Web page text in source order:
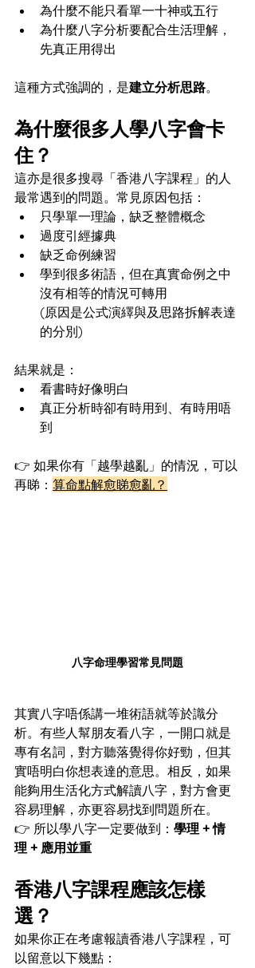
為什麼不能只看單一十神或五行
為什麼八字分析要配合生活理解，
先真正用得出
這種方式強調的，是建立分析思路。
為什麼很多人學八字會卡
住？
這亦是很多搜尋「香港八字課程」的人
最常遇到的問題。常見原因包括：
只學單一理論，缺乏整體概念
過度引經據典
缺乏命例練習
學到很多術語，但在真實命例之中
沒有相等的情況可轉用
(原因是公式演繹與及思路拆解表達
的分別)
結果就是：
看書時好像明白
真正分析時卻有時用到、有時用唔
到
👉 如果你有「越學越亂」的情況，可以
再睇： 算命點解愈睇愈亂？
八字命理學習常見問題
其實八字唔係講一堆術語就等於識分
析。有些人幫朋友看八字，一開口就是
專有名詞，對方聽落覺得你好勁，但其
實唔明白你想表達的意思。相反，如果
能夠用生活化方式解讀八字，對方會更
容易理解，亦更容易找到問題所在。
👉 所以學八字一定要做到： 學理 + 情
理 + 應用並重
香港八字課程應該怎樣
選？
如果你正在考慮報讀香港八字課程，可
以留意以下幾點：